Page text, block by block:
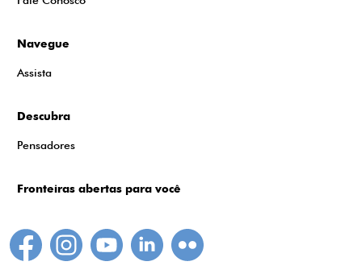
Navegue
Assista
Descubra
Pensadores
Fronteiras abertas para você